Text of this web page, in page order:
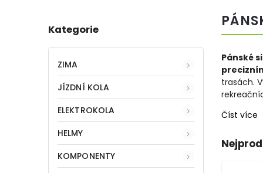
Kategorie
ZIMA
JÍZDNÍ KOLA
ELEKTROKOLA
HELMY
KOMPONENTY
Pánské
trasách.
Číst více